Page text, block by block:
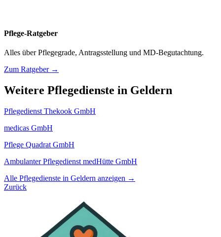
Pflege-Ratgeber
Alles über Pflegegrade, Antragsstellung und MD-Begutachtung.
Zum Ratgeber →
Weitere Pflegedienste in Geldern
Pflegedienst Thekook GmbH
medicas GmbH
Pflege Quadrat GmbH
Ambulanter Pflegedienst medHütte GmbH
Alle Pflegedienste in Geldern anzeigen →
Zurück